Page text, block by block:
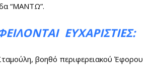
“ΜΑΝΤΩ”.
ΕΥΧΑΡΙΣΤΊΕΣ:
βοηθό περιφερειακού Έφορου